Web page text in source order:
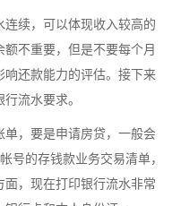
续，可以体现收入较高的
不重要，但是不要每个月
还款能力的评估。接下来
流水要求。
，要是申请房贷，一般会
号的存钱款业务交易清单，
，现在打印银行流水非常